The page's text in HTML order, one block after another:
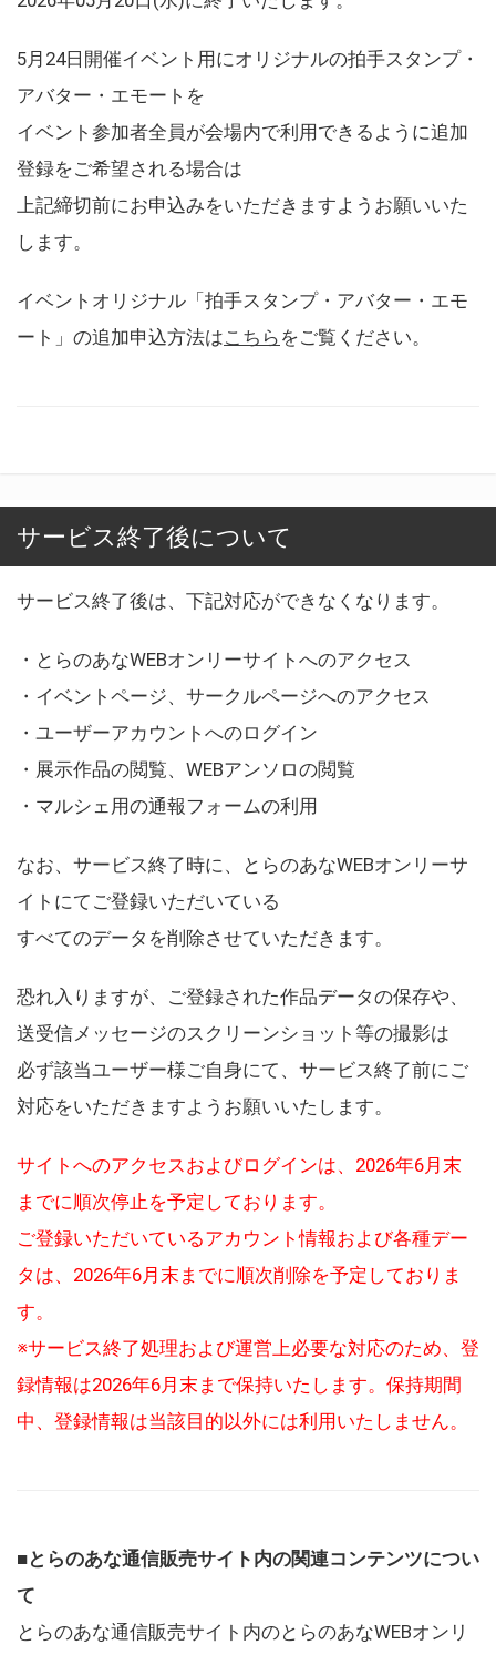
5月24日開催イベント用にオリジナルの拍手スタンプ・
アバター・エモートを
イベント参加者全員が会場内で利用できるように追加
登録をご希望される場合は
上記締切前にお申込みをいただきますようお願いいた
します。
イベントオリジナル「拍手スタンプ・アバター・エモ
ート」の追加申込方法はこちら をご覧ください。
サービス終了後について
サービス終了後は、下記対応ができなくなります。
・とらのあなWEBオンリーサイトへのアクセス
・イベントページ、サークルページへのアクセス
・ユーザーアカウントへのログイン
・展示作品の閲覧、WEBアンソロの閲覧
・マルシェ用の通報フォームの利用
なお、サービス終了時に、とらのあなWEBオンリーサ
イトにてご登録いただいている
すべてのデータを削除させていただきます。
恐れ入りますが、ご登録された作品データの保存や、
送受信メッセージのスクリーンショット等の撮影は
必ず該当ユーザー様ご自身にて、サービス終了前にご
対応をいただきますようお願いいたします。
サイトへのアクセスおよびログインは、2026年6月末
までに順次停止を予定しております。
ご登録いただいているアカウント情報および各種デー
タは、2026年6月末までに順次削除を予定しておりま
す。
※サービス終了処理および運営上必要な対応のため、登
録情報は2026年6月末まで保持いたします。保持期間
中、登録情報は当該目的以外には利用いたしません。
■とらのあな通信販売サイト内の関連コンテンツについ
て
とらのあな通信販売サイト内のとらのあなWEBオンリ